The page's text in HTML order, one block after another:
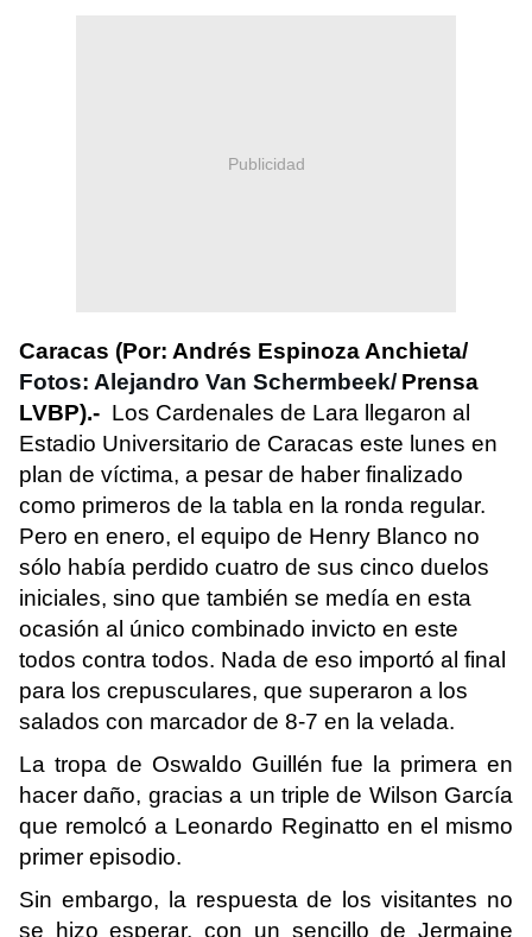
Publicidad
Caracas (Por: Andrés Espinoza Anchieta/
Fotos: Alejandro Van Schermbeek/ Prensa
LVBP).- Los Cardenales de Lara llegaron al
Estadio Universitario de Caracas este lunes en
plan de víctima, a pesar de haber finalizado
como primeros de la tabla en la ronda regular.
Pero en enero, el equipo de Henry Blanco no
sólo había perdido cuatro de sus cinco duelos
iniciales, sino que también se medía en esta
ocasión al único combinado invicto en este
todos contra todos. Nada de eso importó al final
para los crepusculares, que superaron a los
salados con marcador de 8-7 en la velada.
La tropa de Oswaldo Guillén fue la primera en
hacer daño, gracias a un triple de Wilson García
que remolcó a Leonardo Reginatto en el mismo
primer episodio.
Sin embargo, la respuesta de los visitantes no
se hizo esperar, con un sencillo de Jermaine